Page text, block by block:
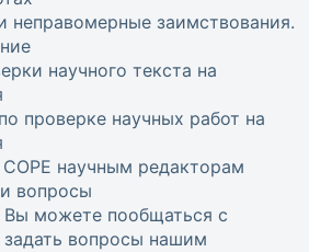
неправомерные заимствования.
научного текста на
проверке научных работ на
научным редакторам
вопросы
Вы можете пообщаться с
задать вопросы нашим